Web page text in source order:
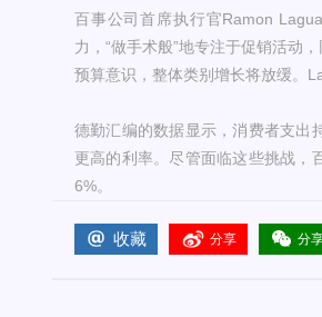
百事公司首席执行官Ramon
力，“做手术般”地专注于促销活动
预算意识，整体类别增长将放缓。
德勤汇编的数据显示，消费者支出
更高的利率。尽管面临这些挑战，
6%。
收藏 分享 分